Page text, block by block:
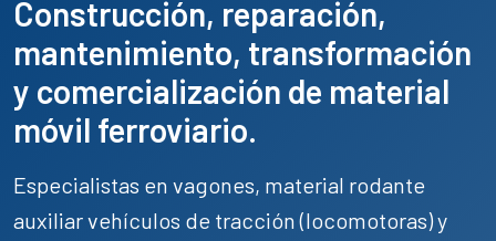
Construcción, reparación,
mantenimiento, transformación
y comercialización de material
móvil ferroviario.
Especialistas en vagones, material rodante
auxiliarvehículos de tracción (locomotoras)y